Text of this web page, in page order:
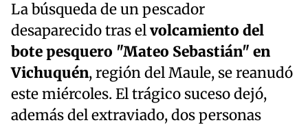
La búsqueda de un pescador
desaparecido tras elvolcamiento del
bote pesquero "Mateo Sebastián" en
Vichuquén, región del Maule, se reanudó
este miércoles. El trágico suceso dejó,
además del extraviado, dos personas